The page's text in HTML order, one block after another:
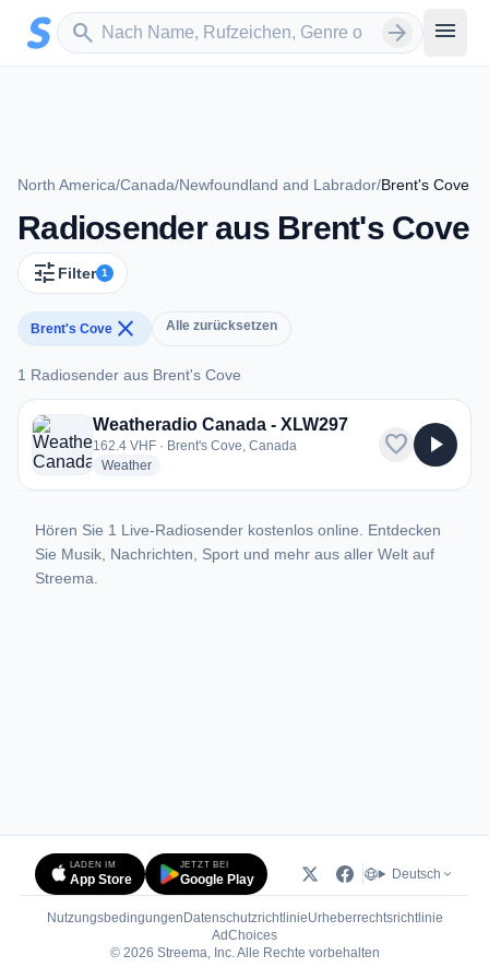
Zum Hauptinhalt springen
search
Sender suchen arrow_forward menu
North America/Canada/Newfoundland and Labrador/Brent's Cove
Radiosender aus Brent's Cove
tune Filter 1
Brent's Cove close Alle zurücksetzen
1 Radiosender aus Brent's Cove
1 Radiosender aus Brent's Cove
Weatheradio Canada - XLW297
162.4 VHF · Brent's Cove, Canada
Weatherradio stations
favorite play_arrow
Hören Sie 1 Live-Radiosender kostenlos online. Entdecken
Sie Musik, Nachrichten, Sport und mehr aus aller Welt auf
Streema.
LADEN IM
App Store
JETZT BEI
Google Play Deutsch
Nutzungsbedingungen DatenschutzrichtlinieUrheberrechtsrichtlinie
AdChoices(öffnet in neuem Tab)
© 2026 Streema, Inc. Alle Rechte vorbehalten